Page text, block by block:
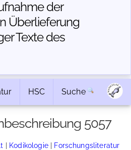
der
Über­lieferung
Texte des
HSC Suche
5057
| Kodikologie| Forschungsliteratur